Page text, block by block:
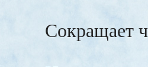
Сокращает